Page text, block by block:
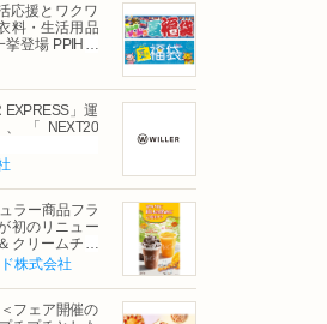
応援とワクワ
料・生活用品
登場 PPIHグ
ール 8月6日
」運
「NEXT20
ラー商品フラ
初のリニュー
クリームチョ
ゴースムージ
販売開始
株式会社
フェア開催の